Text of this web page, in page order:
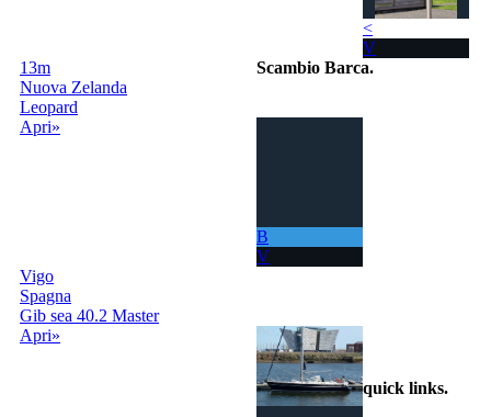
<
V
13m
Nuova Zelanda
Leopard
Apri»
B
V
Vigo
Spagna
Gib sea 40.2 Master
Apri»
Scambio Barca.
quick links.